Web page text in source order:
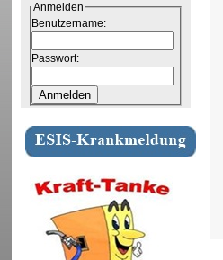
Anmelden
Benutzername:
Passwort: